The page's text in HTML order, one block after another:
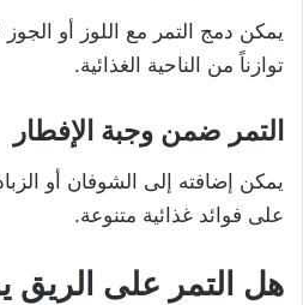
يمكن دمج التمر مع اللوز أو
توازناً من الناحية الغذائية.
التمر ضمن وجبة الإفطار
يمكن إضافته إلى الشوفان أو
على فوائد غذائية متنوعة.
هل التمر على الريق